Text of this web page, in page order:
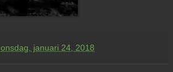
onsdag, januari 24, 2018